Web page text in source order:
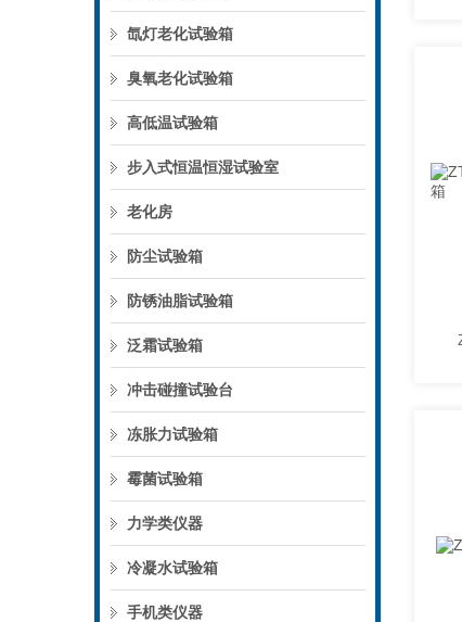
氙灯老化试验箱
臭氧老化试验箱
高低温试验箱
步入式恒温恒湿试验室
老化房
防尘试验箱
防锈油脂试验箱
泛霜试验箱
冲击碰撞试验台
冻胀力试验箱
霉菌试验箱
力学类仪器
冷凝水试验箱
手机类仪器